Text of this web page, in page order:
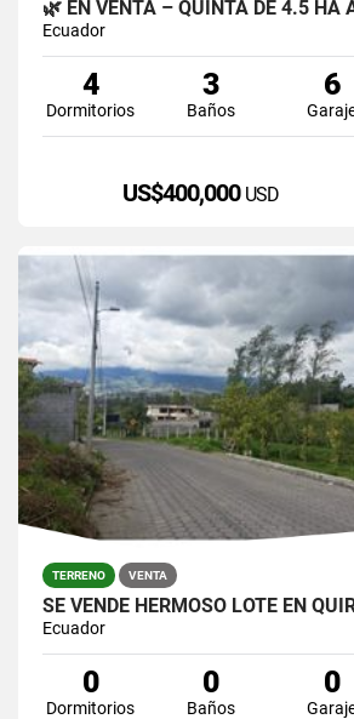
🌿 EN VENTA – QUINTA DE 4.5 HA
Ecuador
4
Dormitorios
3
Baños
6
US$400,000 USD
TERRENO VENTA
SE VENDE HERMOSO LOTE EN
Ecuador
0
Dormitorios
0
Baños
0